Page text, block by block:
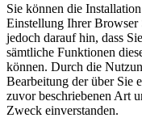
Sie können die
Einstellung Ihrer
jedoch darauf hin, dass
sämtliche Funktionen
können. Durch die
Bearbeitung der über Sie
zuvor beschriebenen Art
Zweck einverstanden.